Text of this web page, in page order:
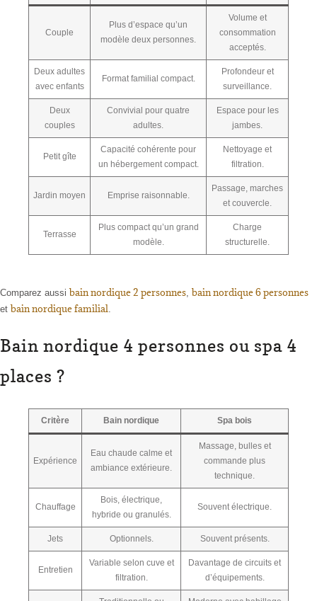
Couple
Plus d’espace qu’un
modèle deux personnes.
Volume et
consommation
acceptés.
Deux adultes
avec enfants
Format familial compact.
Profondeur et
surveillance.
Deux
couples
Convivial pour quatre
adultes.
Espace pour les
jambes.
Petit gîte
Capacité cohérente pour
un hébergement compact.
Nettoyage et
filtration.
Jardin moyen Emprise raisonnable.
Passage, marches
et couvercle.
Terrasse
Plus compact qu’un grand
modèle.
Charge
structurelle.
Comparez aussi bain nordique 2 personnes, bain nordique 6 personnes
et bain nordique familial.
Bain nordique 4 personnes ou spa 4
places ?
Critère Bain nordique Spa bois
Expérience
Eau chaude calme et
ambiance extérieure.
Massage, bulles et
commande plus
technique.
Chauffage
Bois, électrique,
hybride ou granulés.
Souvent électrique.
Jets Optionnels. Souvent présents.
Entretien
Variable selon cuve et
filtration.
Davantage de circuits et
d’équipements.